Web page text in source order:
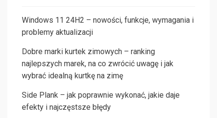
Windows 11 24H2 – nowości, funkcje, wymagania i
problemy aktualizacji
Dobre marki kurtek zimowych – ranking
najlepszych marek, na co zwrócić uwagę i jak
wybrać idealną kurtkę na zimę
Side Plank – jak poprawnie wykonać, jakie daje
efekty i najczęstsze błędy